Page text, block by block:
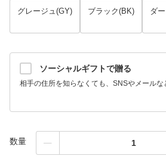
グレージュ(GY) ブラック(BK) ダ
ソーシャルギフトで贈る
相手の住所を知らなくても、SNSやメールな
数量